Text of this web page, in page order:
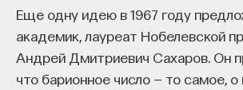
Еще одну идею в 1967 году
академик, лауреат Нобелевской
Андрей Дмитриевич Сахаров. Он
что барионное число — то самое,